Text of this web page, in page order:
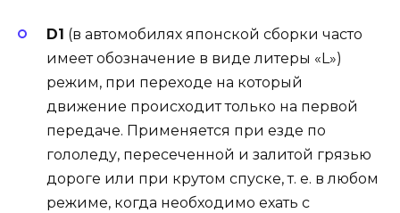
D1 (в автомобилях японской сборки часто
имеет обозначение в виде литеры «L»)
режим, при переходе на который
движение происходит только на первой
передаче. Применяется при езде по
гололеду, пересеченной и залитой грязью
дороге или при крутом спуске, т. е. в любом
режиме, когда необходимо ехать с